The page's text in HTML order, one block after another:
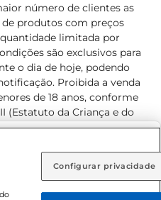
número de clientes as
produtos com preços
limitada por
são exclusivos para
o dia de hoje, podendo
Proibida a venda
de 18 anos, conforme
(Estatuto da Criança e do
exclusivos para o
compras on-line é de R$
Configurar privacidade